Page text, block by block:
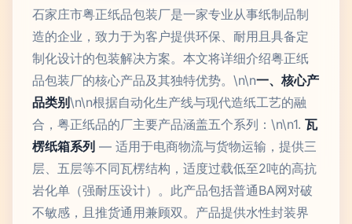
石家庄市粤正纸品包装厂是一家专业从事纸制品制
造的企业，致力于为客户提供环保、耐用且具备定
制化设计的包装解决方案。本文将详细介绍粤正纸
品包装厂的核心产品及其独特优势。\n\n一、核心产
品类别\n\n根据自动化生产线与现代造纸工艺的融
合，粤正纸品的厂主要产品涵盖五个系列：\n\n1. 瓦
楞纸箱系列 — 适用于电商物流与货物运输，提供三
层、五层等不同瓦楞结构，适度过载低至2吨的高抗
岩化单（强耐压设计）。此产品包括普通BA网对破
不敏感，且推货通用兼顾双。产品提供水性封装界